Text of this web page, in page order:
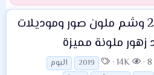
صور وشم للبنات 2019 وشم ملون صور وموديلات
ا8
ا14K
ا 2019
البوم